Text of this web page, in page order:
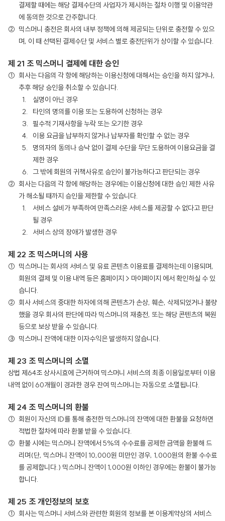
결제할 때에는 해당 결제수단의 사업자가 제시하는 절차 이행 및 이용약관
에 동의한 것으로 간주합니다.
믹스머니 충전은 회사의 내부 정책에 의해 제공되는 단위로 충전할 수 있으
며, 이 때 선택된 결제수단 및 서비스 별로 충전단위가 상이할 수 있습니다.
제 21 조 믹스머니 결제에 대한 승인
회사는 다음의 각 항에 해당하는 이용신청에 대해서는 승인을 하지 않거나,
추후 해당 승인을 취소할 수 있습니다.
실명이 아닌 경우
타인의 명의를 이용 또는 도용하여 신청하는 경우
필수적 기재사항을 누락 또는 오기한 경우
이용 요금을 납부하지 않거나 납부자를 확인할 수 없는 경우
명의자의 동의나 승낙 없이 결제 수단을 무단 도용하여 이용요금을 결
제한 경우
그 밖에 회원의 귀책사유로 승인이 불가능하다고 판단되는 경우
회사는 다음의 각 항에 해당하는 경우에는 이용신청에 대한 승인 제한 사유
가 해소될 때까지 승인을 제한할 수 있습니다.
서비스 설비가 부족하여 만족스러운 서비스를 제공할 수 없다고 판단
될 경우
서비스 상의 장애가 발생한 경우
제 22 조 믹스머니의 사용
믹스머니는 회사의 서비스 및 유료 콘텐츠 이용료를 결제하는데 이용되며,
회원의 결제 및 이용 내역 등은 홈페이지 > 마이페이지 에서 확인하실 수 있
습니다.
회사 서비스의 중대한 하자에 의해 콘텐츠가 손상, 훼손, 삭제되었거나 불량
했을 경우 회사의 판단에 따라 믹스머니의 재충전, 또는 해당 콘텐츠의 복원
등으로 보상 받을 수 있습니다.
믹스머니 잔액에 대한 이자수익은 발생하지 않습니다.
제 23 조 믹스머니의 소멸
상법 제64조 상사시효에 근거하여 믹스머니 서비스의 최종 이용일로부터 이용
내역 없이 60개월이 경과한 경우 잔여 믹스머니는 자동으로 소멸됩니다.
제 24 조 믹스머니의 환불
회원이 자신의 ID를 통해 충전한 믹스머니의 잔액에 대한 환불을 요청하면
적법한 절차에 따라 환불 받을 수 있습니다.
환불 시에는 믹스머니 잔액에서 5%의 수수료를 공제한 금액을 환불해 드
리며(단, 믹스머니 잔액이 10,000원 미만인 경우, 1,000원의 환불 수수료
를 공제합니다.) 믹스머니 잔액이 1,000원 이하인 경우에는 환불이 불가능
합니다.
제 25 조 개인정보의 보호
회사는 믹스머니 서비스와 관련한 회원의 정보를 본 이용계약상의 서비스